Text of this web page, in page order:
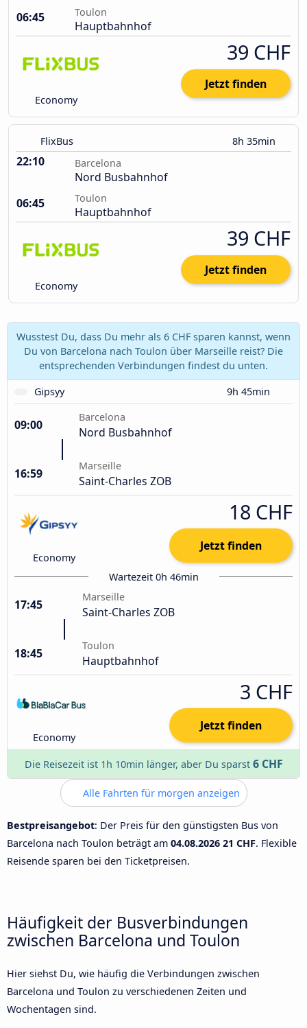
06:45
Toulon
Hauptbahnhof
Economy
39 CHF
Jetzt finden
FlixBus 8h 35min
22:10 Barcelona
Nord Busbahnhof
06:45
Toulon
Hauptbahnhof
Economy
39 CHF
Jetzt finden
Wusstest Du, dass Du mehr als 6 CHF sparen kannst, wenn
Du von Barcelona nach Toulon über Marseille reist? Die
entsprechenden Verbindungen findest du unten.
Gipsyy
9h 45min
09:00
Barcelona
Nord Busbahnhof
16:59
Marseille
Saint-Charles ZOB
Economy
18 CHF
Jetzt finden
Wartezeit 0h 46min
17:45
Marseille
Saint-Charles ZOB
18:45
Toulon
Hauptbahnhof
Economy
3 CHF
Jetzt finden
Die Reisezeit ist 1h 10min länger, aber Du sparst 6 CHF
Alle Fahrten für morgen anzeigen
Bestpreisangebot: Der Preis für den günstigsten Bus von
Barcelona nach Toulon beträgt am 04.08.2026 21 CHF. Flexible
Reisende sparen bei den Ticketpreisen.
Häufigkeit der Busverbindungen
zwischen Barcelona und Toulon
Hier siehst Du, wie häufig die Verbindungen zwischen
Barcelona und Toulon zu verschiedenen Zeiten und
Wochentagen sind.